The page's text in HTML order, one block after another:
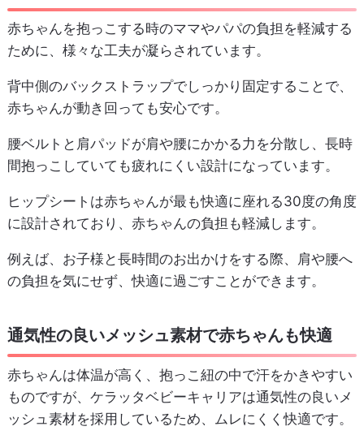
赤ちゃんを抱っこする時のママやパパの負担を軽減する
ために、様々な工夫が凝らされています。
背中側のバックストラップでしっかり固定することで、
赤ちゃんが動き回っても安心です。
腰ベルトと肩パッドが肩や腰にかかる力を分散し、長時
間抱っこしていても疲れにくい設計になっています。
ヒップシートは赤ちゃんが最も快適に座れる30度の角度
に設計されており、赤ちゃんの負担も軽減します。
例えば、お子様と長時間のお出かけをする際、肩や腰へ
の負担を気にせず、快適に過ごすことができます。
通気性の良いメッシュ素材で赤ちゃんも快適
赤ちゃんは体温が高く、抱っこ紐の中で汗をかきやすい
ものですが、ケラッタベビーキャリアは通気性の良いメ
ッシュ素材を採用しているため、ムレにくく快適です。